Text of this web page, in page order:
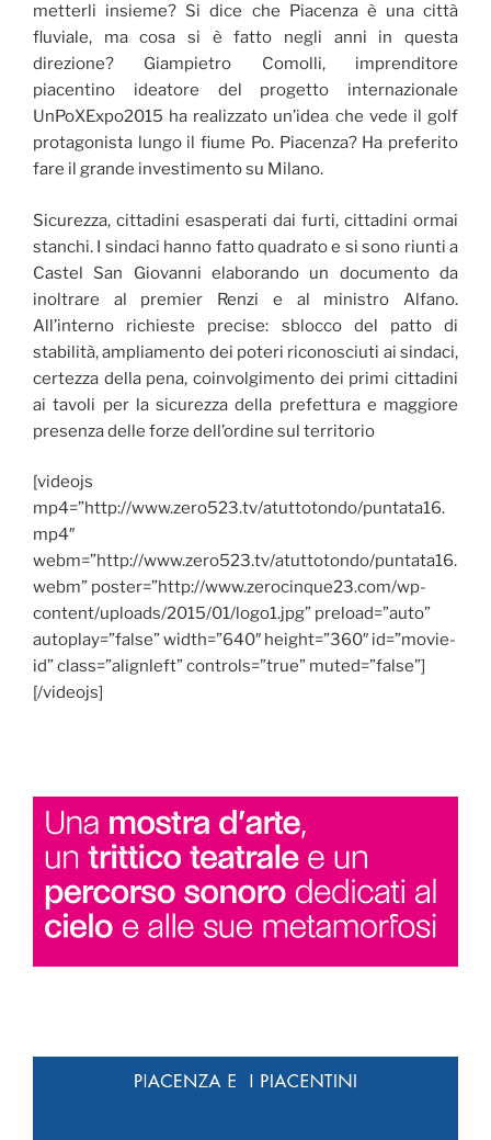
metterli insieme? Si dice che Piacenza è una città
fluviale, ma cosa si è fatto negli anni in questa
direzione? Giampietro Comolli, imprenditore
piacentino ideatore del progetto internazionale
UnPoXExpo2015 ha realizzato un’idea che vede il golf
protagonista lungo il fiume Po. Piacenza? Ha preferito
fare il grande investimento su Milano.
Sicurezza, cittadini esasperati dai furti, cittadini ormai
stanchi. I sindaci hanno fatto quadrato e si sono riunti a
Castel San Giovanni elaborando un documento da
inoltrare al premier Renzi e al ministro Alfano.
All’interno richieste precise: sblocco del patto di
stabilità, ampliamento dei poteri riconosciuti ai sindaci,
certezza della pena, coinvolgimento dei primi cittadini
ai tavoli per la sicurezza della prefettura e maggiore
presenza delle forze dell’ordine sul territorio
[videojs
mp4=”http://www.zero523.tv/atuttotondo/puntata16.
mp4″
webm=”http://www.zero523.tv/atuttotondo/puntata16.
webm” poster=”http://www.zerocinque23.com/wp-
content/uploads/2015/01/logo1.jpg” preload=”auto”
autoplay=”false” width=”640″ height=”360″ id=”movie-
id” class=”alignleft” controls=”true” muted=”false”]
[/videojs]